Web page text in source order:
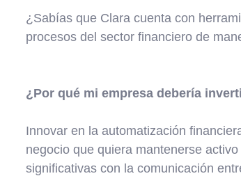
¿Sabías que Clara cuenta con
procesos del sector financiero de
¿Por qué mi empresa debería
Innovar en la automatización
negocio que quiera mantenerse
significativas con la comunicación